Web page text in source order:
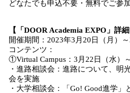
どなたでも申込不要・無料でご参
【「DOOR Academia EXPO」詳細
開催期間：2023年3月20日（月）～
コンテンツ：
①Virtual Campus：3月22日（水）
・進路相談会：進路について、明
会を実施
・大学相談会：「Go! Good進学